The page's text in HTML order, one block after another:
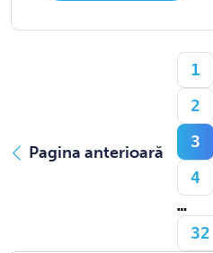
Pagina anterioară
1
2
3
4
…
32